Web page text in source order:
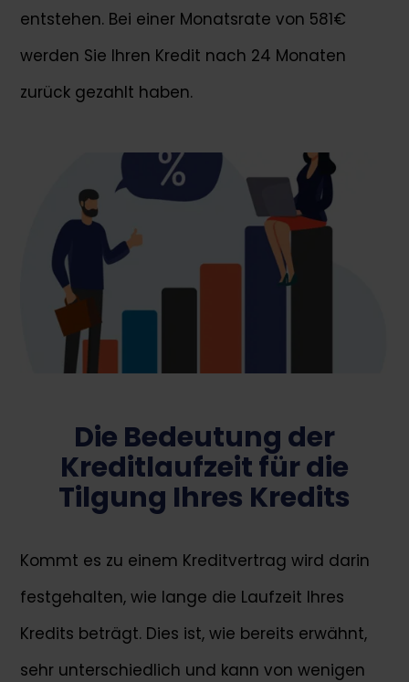
entstehen. Bei einer Monatsrate von 581€
werden Sie Ihren Kredit nach 24 Monaten
zurück gezahlt haben.
Die Bedeutung der
Kreditlaufzeit für die
Tilgung Ihres Kredits
Kommt es zu einem Kreditvertrag wird darin
festgehalten, wie lange die Laufzeit Ihres
Kredits beträgt. Dies ist, wie bereits erwähnt,
sehr unterschiedlich und kann von wenigen